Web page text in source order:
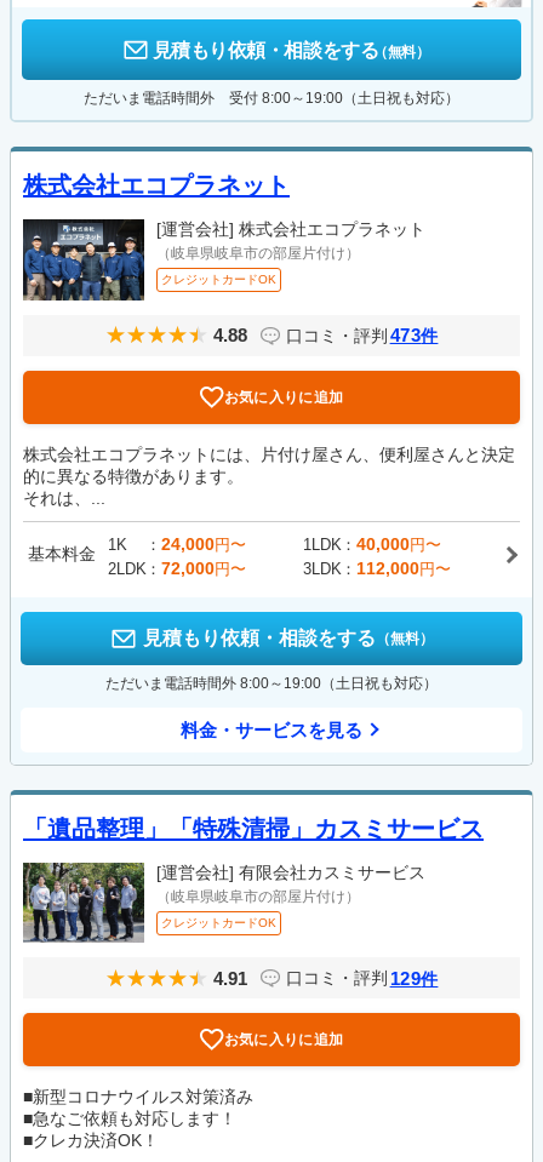
見積もり依頼・相談をする（無料）
ただいま電話時間外 受付 8:00～19:00（土日祝も対応）
株式会社エコプラネット
[運営会社] 株式会社エコプラネット
（岐阜県岐阜市の部屋片付け）
クレジットカードOK
4.88 口コミ・評判 473件
お気に入りに追加
株式会社エコプラネットには、片付け屋さん、便利屋さんと決定
的に異なる特徴があります。
それは、...
基本料金 1K 24,000円〜 1LDK 40,000円〜
2LDK
72,000円〜 3LDK 112,000円〜
見積もり依頼・相談をする （無料）
ただいま電話時間外 8:00～19:00（土日祝も対応）
料金・サービスを見る
「遺品整理」「特殊清掃」カスミサービス
[運営会社] 有限会社カスミサービス
（岐阜県岐阜市の部屋片付け）
クレジットカードOK
4.91 口コミ・評判 129件
お気に入りに追加
■新型コロナウイルス対策済み
■急なご依頼も対応します！
■クレカ決済OK！